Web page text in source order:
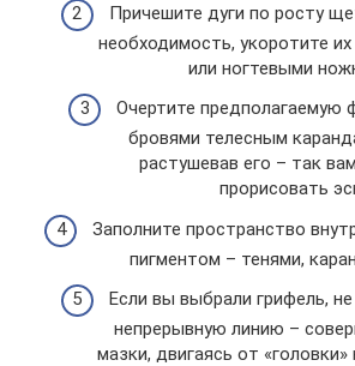
Причешите дуги по росту
необходимость, укоротите
или ногтевыми
Очертите предполагаемую
бровями телесным
растушевав его – так
прорисовать
Заполните пространство
пигментом – тенями,
Если вы выбрали грифель,
непрерывную линию –
мазки, двигаясь от «головки»